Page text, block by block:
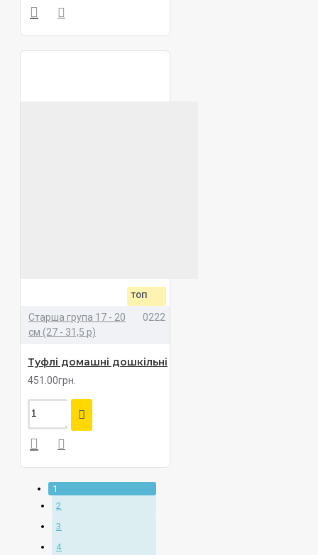
ТОП
Старша група 17 - 20
см (27 - 31,5 р)
0222
Туфлі домашні дошкільні
451.00грн.
1
2
3
4